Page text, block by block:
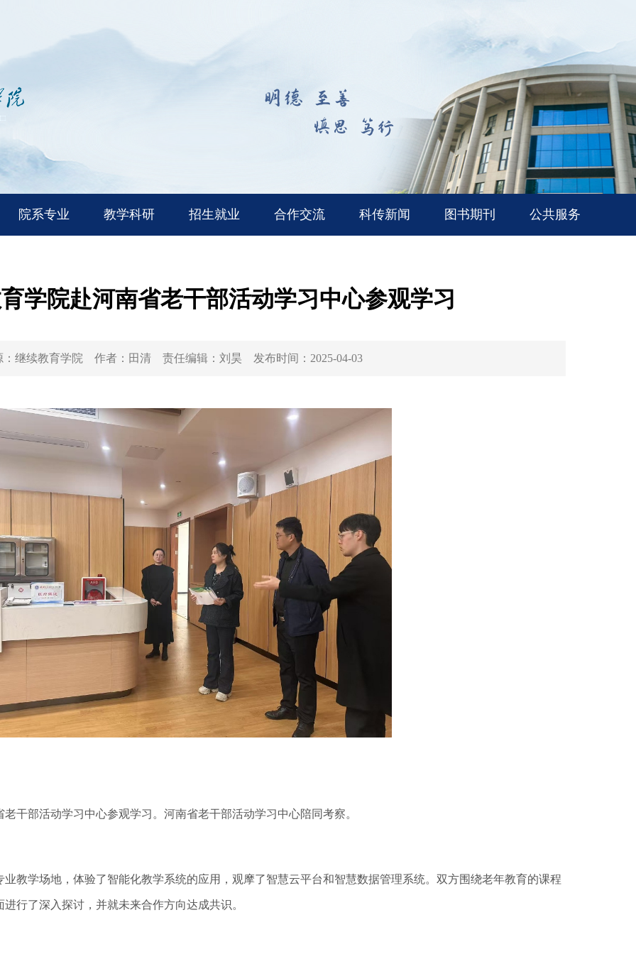
院系专业 教学科研 招生就业 合作交流 科传新闻 图书期刊 公共服务
学院赴河南省老干部活动学习中心参观学习
继续教育学院 作者： 田清 责任编辑： 刘昊 发布时间： 2025-04-03
部活动学习中心参观学习。河南省老干部活动学习中心陪同考察。
学场地，体验了智能化教学系统的应用，观摩了智慧云平台和智慧数据管理系统。双方围绕老年教育的课程
行了深入探讨，并就未来合作方向达成共识。